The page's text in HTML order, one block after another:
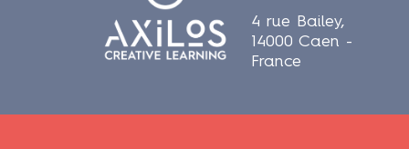
4 rue Bailey,
14000 Caen -
France